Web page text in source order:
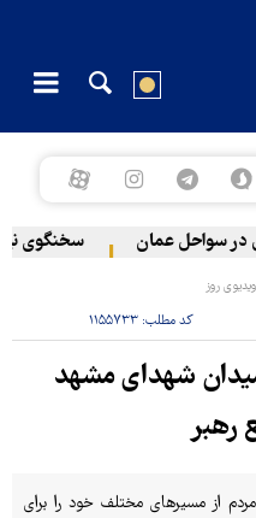
در سواحل عمان سخنگوی
ویدیوی روز
کد مطلب:۱۱۵۵۷۳۳
شهدای مشهد
رهبر
از مسیرهای مختلف خود را برای